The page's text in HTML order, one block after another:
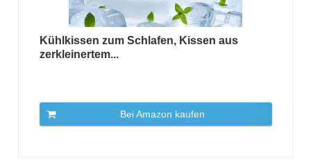
Kühlkissen zum Schlafen, Kissen aus
zerkleinertem...
Bei Amazon kaufen